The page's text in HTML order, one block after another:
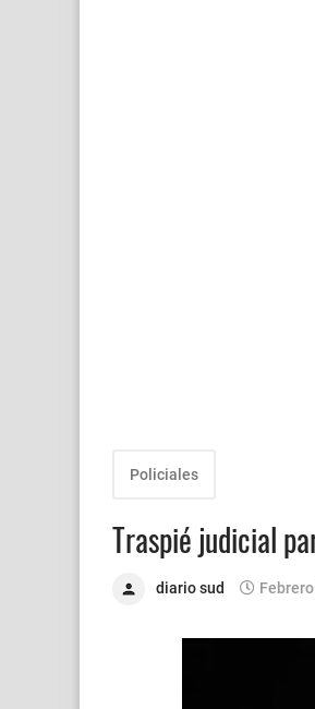
Policiales
Traspié judicial
diario sud